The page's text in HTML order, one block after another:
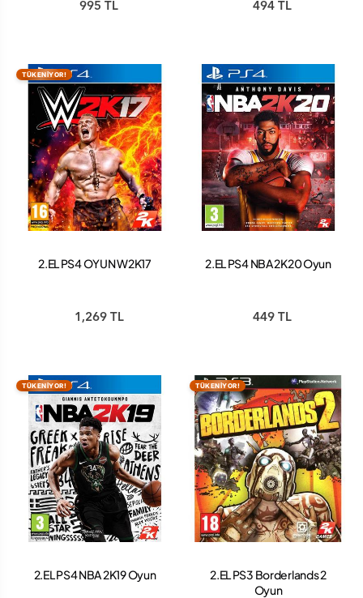
995 TL 494 TL
TÜKENİYOR!
2.EL PS4 OYUN W2K17
1,269 TL
2.EL PS4 NBA 2K20 Oyun
449 TL
TÜKENİYOR!
2.EL PS4 NBA 2K19 Oyun
TÜKENİYOR!
2.EL PS3 Borderlands 2
Oyun